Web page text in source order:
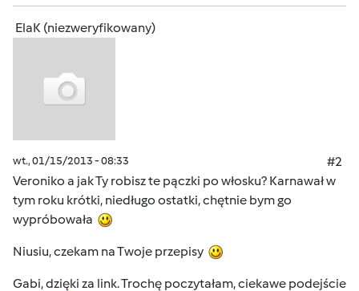
ElaK (niezweryfikowany)
wt., 01/15/2013 - 08:33
#2
Veroniko a jak Ty robisz te pączki po włosku? Karnawał w
tym roku krótki, niedługo ostatki, chętnie bym go
wypróbowała
Niusiu, czekam na Twoje przepisy
Gabi, dzięki za link. Trochę poczytałam, ciekawe podejście